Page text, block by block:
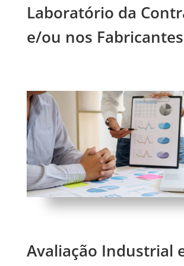
Laboratório da
e/ou nos
Avaliação Industrial